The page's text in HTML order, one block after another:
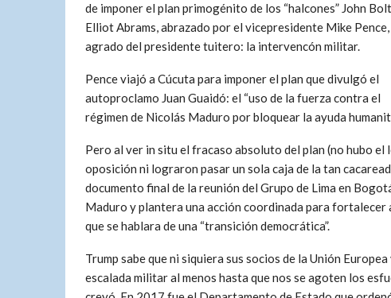
de imponer el plan primogénito de los “halcones” John
Elliot Abrams, abrazado por el vicepresidente Mike Pence,
agrado del presidente tuitero: la intervencón militar.
Pence viajó a Cúcuta para imponer el plan que divulgó el
autoproclamo Juan Guaidó: el “uso de la fuerza contra el
régimen de Nicolás Maduro por bloquear la ayuda
Pero al ver in situ el fracaso absoluto del plan (no hubo
oposición ni lograron pasar un sola caja de la tan
documento final de la reunión del Grupo de Lima en
Maduro y plantera una acción coordinada para
que se hablara de una “transición democrática”.
Trump sabe que ni siquiera sus socios de la Unión
escalada militar al menos hasta que nos se agoten los